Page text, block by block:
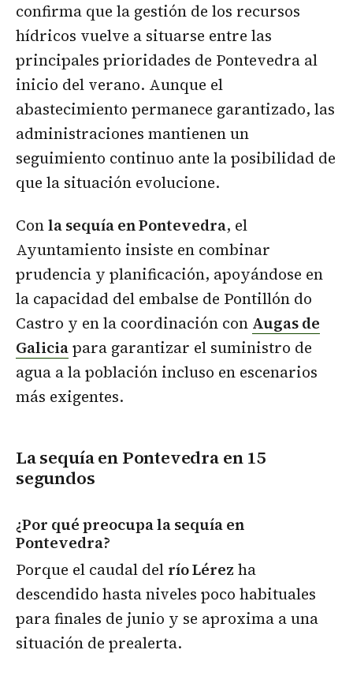
confirma que la gestión de los recursos
hídricos vuelve a situarse entre las
principales prioridades de Pontevedra al
inicio del verano. Aunque el
abastecimiento permanece garantizado, las
administraciones mantienen un
seguimiento continuo ante la posibilidad de
que la situación evolucione.
Conla sequía en Pontevedra, el
Ayuntamiento insiste en combinar
prudencia y planificación, apoyándose en
la capacidad del embalse de Pontillón do
Castro y en la coordinación con Augas de
Galiciapara garantizar el suministro de
agua a la población incluso en escenarios
más exigentes.
La sequía en Pontevedraen 15
segundos
¿Por qué preocupa la sequía en
Pontevedra?
Porque el caudal del río Lérez ha
descendido hasta niveles poco habituales
para finales de junio y se aproxima a una
situación de prealerta.